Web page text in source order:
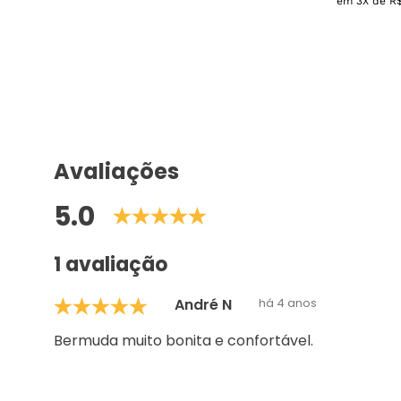
Avaliações
5.0
1 avaliação
André N há 4 anos
Bermuda muito bonita e confortável.